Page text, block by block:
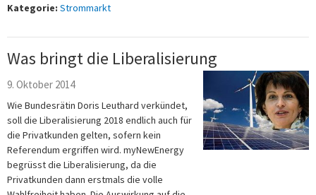
Kategorie: Strommarkt
Was bringt die Liberalisierung
9. Oktober 2014
Wie Bundesrätin Doris Leuthard verkündet,
soll die Liberalisierung 2018 endlich auch für
die Privatkunden gelten, sofern kein
Referendum ergriffen wird. myNewEnergy
begrüsst die Liberalisierung, da die
Privatkunden dann erstmals die volle